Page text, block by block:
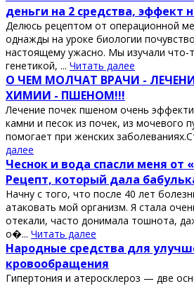
деньги на 2 средства, эффект
Делюсь рецептом от операционной
однажды на уроке биологии
настоящему ужасно. Мы изучали что-
генетикой, ... Читать далее
О ЧЕМ МОЛЧАТ ВРАЧИ -
ХИМИИ - ПШЕНОМ!!!
Лечение почек пшеном очень
камни и песок из почек, из мочевого
помогает при женских
далее
Чеснок и вода спасли меня от
Рецепт, который дала
Начну с того, что после 40 лет
атаковать мой организм. Я стала
отекали, часто донимала тошнота,
о�... Читать далее
Нapодные cpедcтвa для
кpовообpaщения
Γипеpтония и aтеpоcклеpоз — две